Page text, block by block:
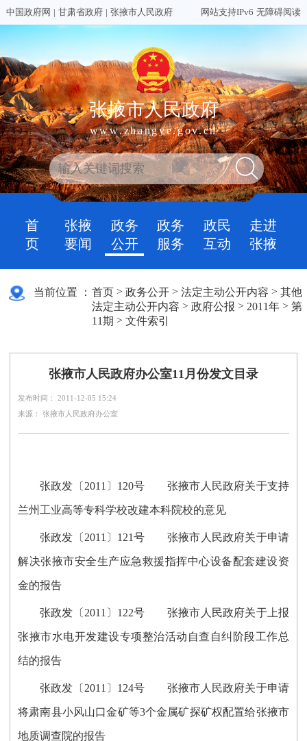
中国政府网 | 甘肃省政府 | 张掖市人民政府 网站支持IPv6 无障碍阅读
张掖市人民政府
www.zhangye.gov.cn
首
页
张掖
要闻
政务
公开
政务
服务
政民
互动
走进
张掖
当前位置 ： 首页 >政务公开 >法定主动公开内容 >其他
法定主动公开内容 >政府公报 > 2011年 >第
11期 >文件索引
张掖市人民政府办公室11月份发文目录
发布时间： 2011-12-05 15:24
来源： 张掖市人民政府办公室
张政发〔2011〕120号 张掖市人民政府关于支持
兰州工业高等专科学校改建本科院校的意见
张政发〔2011〕121号 张掖市人民政府关于申请
解决张掖市安全生产应急救援指挥中心设备配套建设资
金的报告
张政发〔2011〕122号 张掖市人民政府关于上报
张掖市水电开发建设专项整治活动自查自纠阶段工作总
结的报告
张政发〔2011〕124号 张掖市人民政府关于申请
将肃南县小风山口金矿等3个金属矿探矿权配置给张掖市
地质调查院的报告